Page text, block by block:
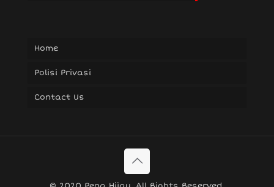
Home
Polisi Privasi
Contact Us